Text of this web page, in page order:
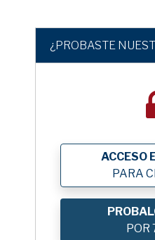
¿PROBASTE
ACCESO
PARA
POR